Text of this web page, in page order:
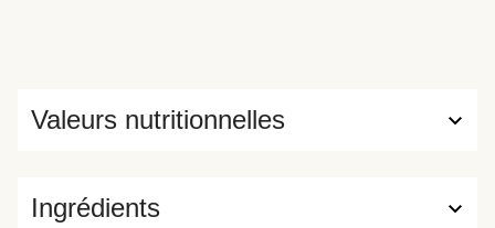
Ingrédients
Valeurs nutritionnelles